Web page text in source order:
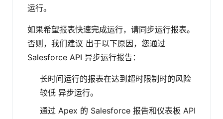
运行。
如果希望报表快速完成运行，请同步运行报表。
否则，我们建议 出于以下原因，您通过
Salesforce API 异步运行报告：
长时间运行的报表在达到超时限制时的风险
较低 异步运行。
通过 Apex 的 Salesforce 报告和仪表板 API